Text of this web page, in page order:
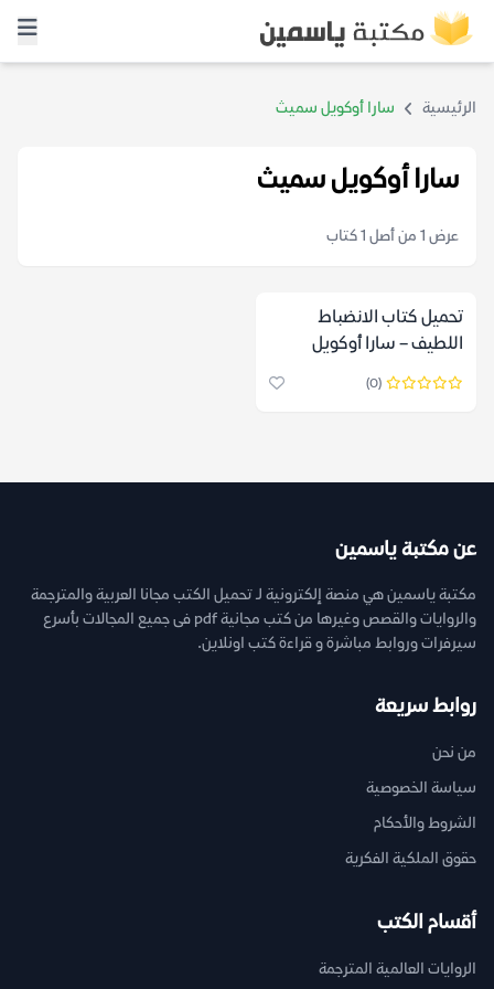
الرئيسية سارا أوكويل سميث
سارا أوكويل سميث
عرض 1 من أصل 1 كتاب
تحميل كتاب الانضباط
اللطيف – سارا أوكويل
سميث
(0)
عن مكتبة ياسمين
مكتبة ياسمين هي منصة إلكترونية لـ تحميل الكتب مجانا العربية والمترجمة
والروايات والقصص وغيرها من كتب مجانية pdf فى جميع المجالات بأسرع
سيرفرات وروابط مباشرة و قراءة كتب اونلاين.
روابط سريعة
من نحن
سياسة الخصوصية
الشروط والأحكام
حقوق الملكية الفكرية
أقسام الكتب
الروايات العالمية المترجمة